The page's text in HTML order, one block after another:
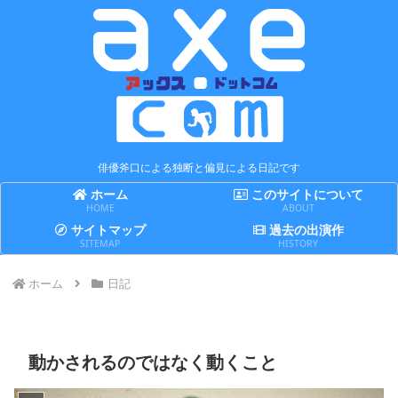
俳優斧口による独断と偏見による日記です
ホーム
HOME
このサイトについて
ABOUT
サイトマップ
SITEMAP
過去の出演作
HISTORY
ホーム 日記
動かされるのではなく動くこと